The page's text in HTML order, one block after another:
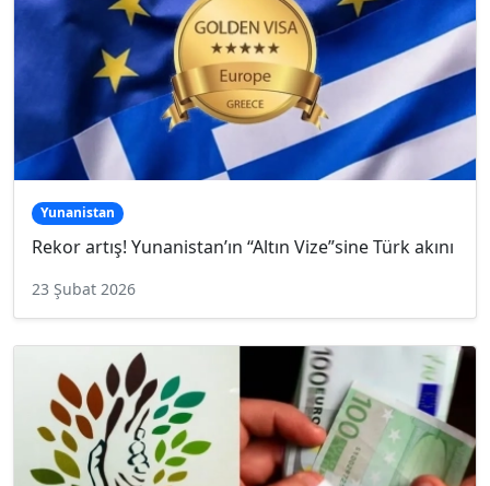
Yunanistan
Rekor artış! Yunanistan’ın “Altın Vize”sine Türk akını
23 Şubat 2026